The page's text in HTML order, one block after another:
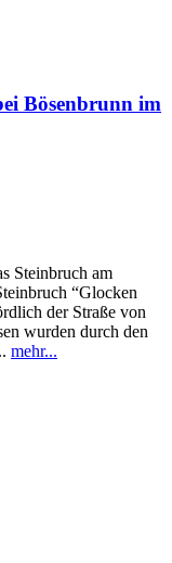
Bösenbrunn im
Steinbruch am
“Glocken
der Straße von
wurden durch den
mehr...